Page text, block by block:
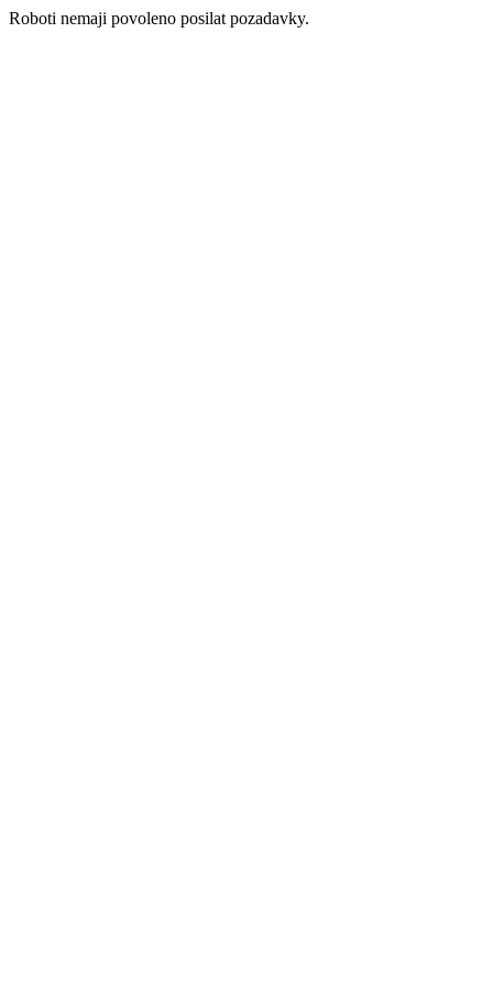
Roboti nemaji povoleno posilat pozadavky.